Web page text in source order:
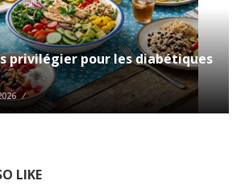
privilégier pour les diabétiques
LIKE